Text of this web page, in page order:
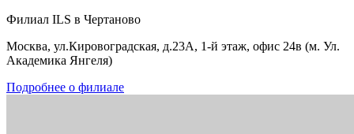
Филиал ILS в Чертаново
Москва, ул.Кировоградская, д.23А, 1-й этаж, офис 24в (м. Ул.
Академика Янгеля)
Подробнее о филиале